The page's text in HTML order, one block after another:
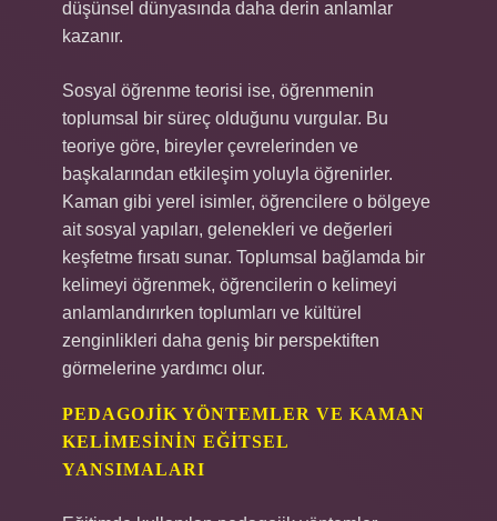
düşünsel dünyasında daha derin anlamlar
kazanır.
Sosyal öğrenme teorisi ise, öğrenmenin
toplumsal bir süreç olduğunu vurgular. Bu
teoriye göre, bireyler çevrelerinden ve
başkalarından etkileşim yoluyla öğrenirler.
Kaman gibi yerel isimler, öğrencilere o bölgeye
ait sosyal yapıları, gelenekleri ve değerleri
keşfetme fırsatı sunar. Toplumsal bağlamda bir
kelimeyi öğrenmek, öğrencilerin o kelimeyi
anlamlandırırken toplumları ve kültürel
zenginlikleri daha geniş bir perspektiften
görmelerine yardımcı olur.
PEDAGOJIK YÖNTEMLER VE KAMAN
KELIMESININ EĞITSEL
YANSIMALARI